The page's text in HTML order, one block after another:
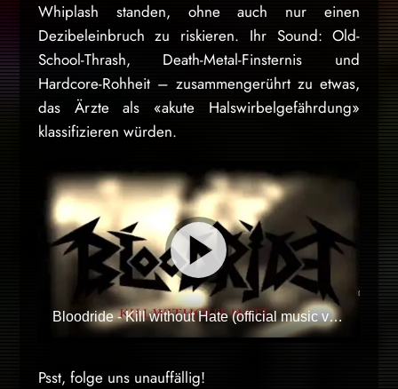
Whiplash standen, ohne auch nur einen
Dezibeleinbruch zu riskieren. Ihr Sound: Old-
School-Thrash, Death-Metal-Finsternis und
Hardcore-Rohheit – zusammengerührt zu etwas,
das Ärzte als «akute Halswirbelgefährdung»
klassifizieren würden.
Bloodride - Kill without Hate (official music video)
Psst, folge uns unauffällig!